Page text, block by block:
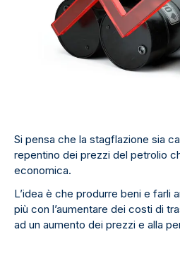
Si pensa che la stagflazione sia
repentino dei prezzi del petrolio
economica.
L’idea è che produrre beni e farli
più con l’aumentare dei costi di
ad un aumento dei prezzi e alla